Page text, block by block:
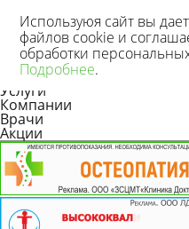
Новости
Статьи
Услуги
Компании
Врачи
Акции
Используюя сайт вы
файлов cookie и
обработки
Подробнее.